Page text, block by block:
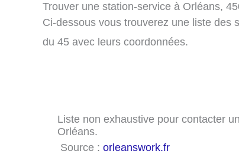
Trouver une station-service à Orléans,
Ci-dessous vous trouverez une liste des
du 45 avec leurs coordonnées.
Liste non exhaustive pour contacter
Orléans.
Source : orleanswork.fr